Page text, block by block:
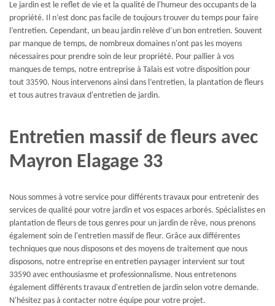
Le jardin est le reflet de vie et la qualité de l'humeur des occupants de la
propriété. Il n’est donc pas facile de toujours trouver du temps pour faire
l’entretien. Cependant, un beau jardin relève d’un bon entretien. Souvent
par manque de temps, de nombreux domaines n'ont pas les moyens
nécessaires pour prendre soin de leur propriété. Pour pallier à vos
manques de temps, notre entreprise à Talais est votre disposition pour
tout 33590. Nous intervenons ainsi dans l’entretien, la plantation de fleurs
et tous autres travaux d'entretien de jardin.
Entretien massif de fleurs avec
Mayron Elagage 33
Nous sommes à votre service pour différents travaux pour entretenir des
services de qualité pour votre jardin et vos espaces arborés. Spécialistes en
plantation de fleurs de tous genres pour un jardin de rêve, nous prenons
également soin de l'entretien massif de fleur. Grâce aux différentes
techniques que nous disposons et des moyens de traitement que nous
disposons, notre entreprise en entretien paysager intervient sur tout
33590 avec enthousiasme et professionnalisme. Nous entretenons
également différents travaux d'entretien de jardin selon votre demande.
N'hésitez pas à contacter notre équipe pour votre projet.